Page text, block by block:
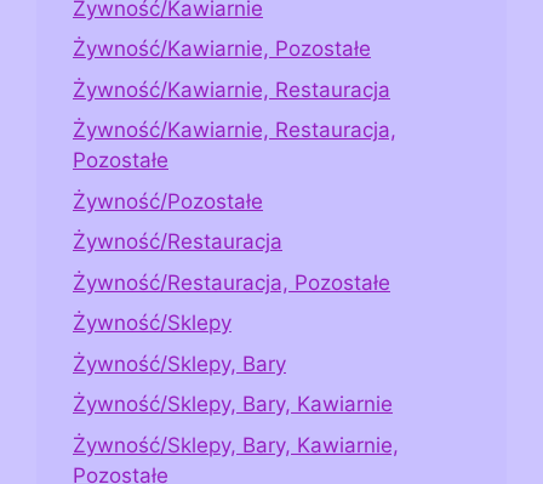
Żywność/Kawiarnie
Żywność/Kawiarnie, Pozostałe
Żywność/Kawiarnie, Restauracja
Żywność/Kawiarnie, Restauracja,
Pozostałe
Żywność/Pozostałe
Żywność/Restauracja
Żywność/Restauracja, Pozostałe
Żywność/Sklepy
Żywność/Sklepy, Bary
Żywność/Sklepy, Bary, Kawiarnie
Żywność/Sklepy, Bary, Kawiarnie,
Pozostałe